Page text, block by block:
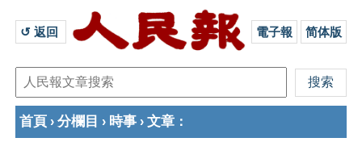
↺ 返回 電子報 简体版
首頁 › 分欄目 › 時事 › 文章 ：